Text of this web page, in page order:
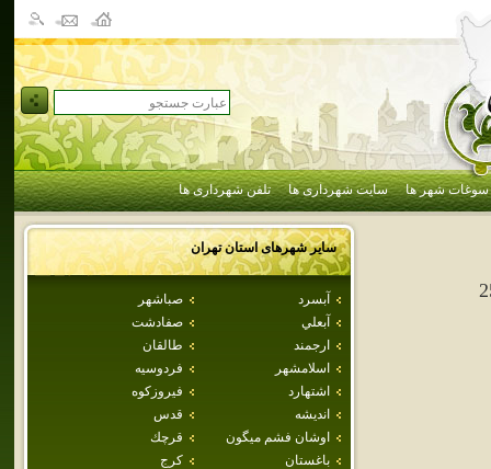
سوغات شهر ها سایت شهرداری ها تلفن شهرداری ها
سایر شهرهای استانتهران
آبسرد
صباشهر
آبعلي
صفادشت
ارجمند
طالقان
اسلامشهر
فردوسيه
اشتهارد
فيروزكوه
انديشه
قدس
اوشان فشم ميگون
قرچك
باغستان
كرج